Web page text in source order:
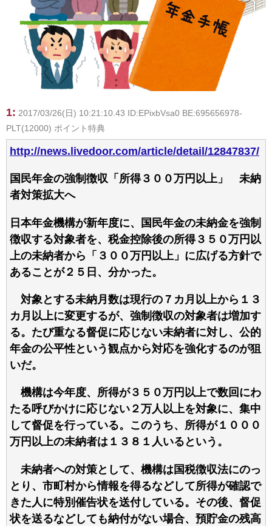
1: 2017/03/26(日) 10:21:10.43 ID:EPixbVsa0 BE:695656978-
PLT(12000) ポイント特典
http://news.livedoor.com/article/detail/12847837/
国民年金の強制徴収「所得３００万円以上」 未納
者対策拡大へ
日本年金機構が新年度に、国民年金の未納金を強制
徴収する対象者を、税金控除後の所得３５０万円以
上の未納者から「３００万円以上」に広げる方針で
あることが２５日、分かった。
対象とする未納月数は現行の７カ月以上から１３
カ月以上に変更するが、強制徴収の対象者は増加す
る。たび重なる督促に応じない未納者に対し、公的
年金の公平性という観点から対応を強化するのが狙
いだ。
機構は今年度、所得が３５０万円以上で数回にわ
たる呼びかけに応じない２万人以上を対象に、集中
して督促を行っている。このうち、所得が１０００
万円以上の未納者は１３８１人いるという。
未納者への対策として、機構は国税徴収法にのっ
とり、市町村から情報を得るなどして所得が確認で
きた人に特別催告状を送付している。その後、督促
状を送るなどしても納付がない場合、預貯金の残高